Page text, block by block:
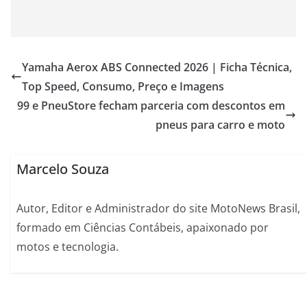
Yamaha Aerox ABS Connected 2026 | Ficha Técnica,
Top Speed, Consumo, Preço e Imagens
99 e PneuStore fecham parceria com descontos em
pneus para carro e moto
Marcelo Souza
Autor, Editor e Administrador do site MotoNews Brasil,
formado em Ciências Contábeis, apaixonado por
motos e tecnologia.